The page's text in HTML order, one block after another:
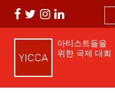
아티스트들을
위한 국제 대회